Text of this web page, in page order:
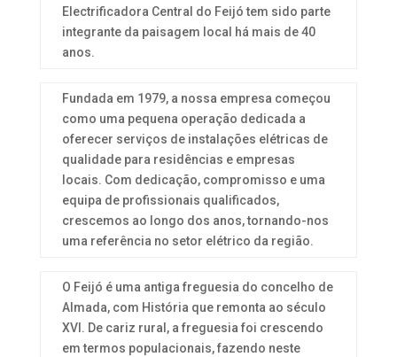
Electrificadora Central do Feijó tem sido parte
integrante da paisagem local há mais de 40
anos.
Fundada em 1979, a nossa empresa começou
como uma pequena operação dedicada a
oferecer serviços de instalações elétricas de
qualidade para residências e empresas
locais. Com dedicação, compromisso e uma
equipa de profissionais qualificados,
crescemos ao longo dos anos, tornando-nos
uma referência no setor elétrico da região.
O Feijó é uma antiga freguesia do concelho de
Almada, com História que remonta ao século
XVI. De cariz rural, a freguesia foi crescendo
em termos populacionais, fazendo neste